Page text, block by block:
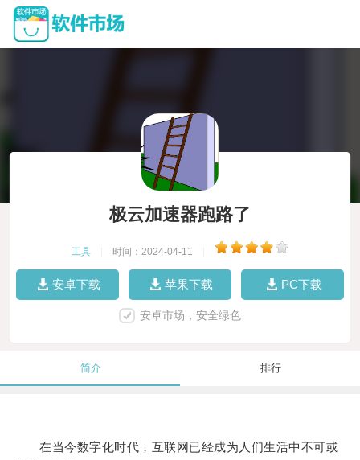
极云加速器跑路了
工具 时间：2024-04-11
安卓下载 苹果下载 PC下载
安卓市场，安全绿色
简介 排行
在当今数字化时代，互联网已经成为人们生活中不可或